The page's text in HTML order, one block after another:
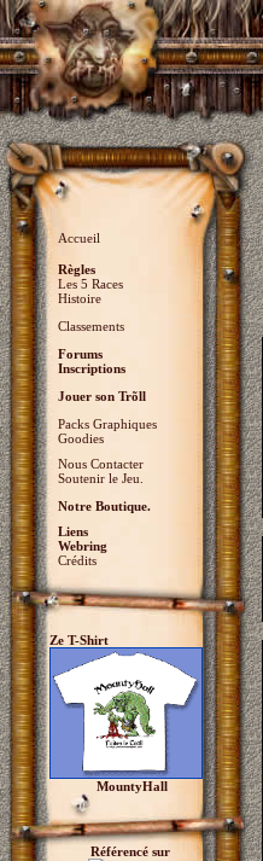
Accueil
Règles
Les 5 Races
Histoire
Classements
Forums
Inscriptions
Jouer son Trõll
Packs Graphiques
Goodies
Nous Contacter
Soutenir le Jeu.
Notre Boutique.
Liens
Webring
Crédits
Ze T-Shirt
MountyHall
Référencé sur